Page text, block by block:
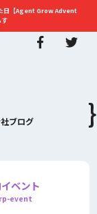
ブログ
日【Agent Grow Advent
す
ベント
event